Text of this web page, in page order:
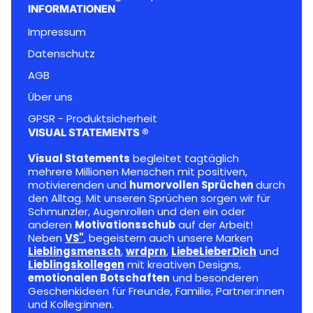
INFORMATIONEN
Impressum
Datenschutz
AGB
Über uns
GPSR - Produktsicherheit
VISUAL STATEMENTS ®
Visual Statements begleitet tagtäglich
mehrere Millionen Menschen mit positiven,
motivierenden und humorvollen Sprüchendurch
den Alltag. Mit unseren Sprüchen sorgen wir für
Schmunzler, Augenrollen und den ein oder
anderen Motivationsschubauf der Arbeit!
Neben VS", begeistern auch unsere Marken
Lieblingsmensch,wrdprn, LiebeLieberDich und
Lieblingskollegen mit kreativen Designs,
emotionalen Botschaften und besonderen
Geschenkideen für Freunde, Familie, Partner:innen
und Kolleg:innen.